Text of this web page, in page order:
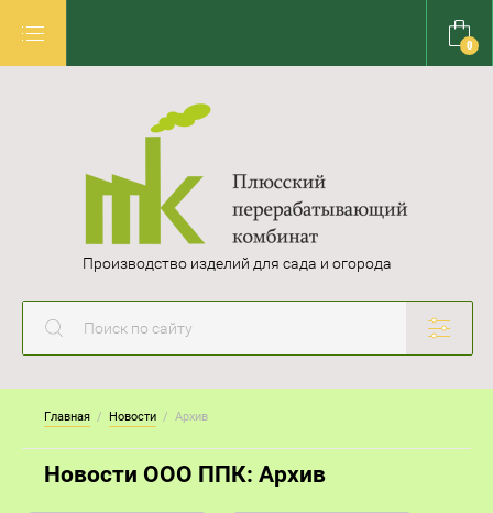
0
Производство изделий для сада и огорода
Главная
  /
Новости
  /  Архив
Новости ООО ППК: Архив